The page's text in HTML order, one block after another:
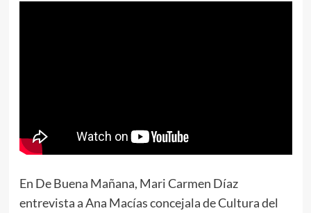
En De Buena Mañana, Mari Carmen Díaz
entrevista a Ana Macías concejala de Cultura del